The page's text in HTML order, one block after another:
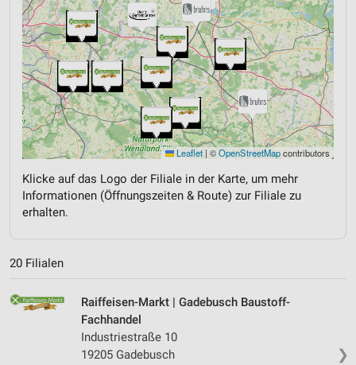
Leaflet | ©OpenStreetMapcontributors
Klicke auf das Logo der Filiale in der Karte, um mehr
Informationen (Öffnungszeiten & Route) zur Filiale zu
erhalten.
20 Filialen
❯
Raiffeisen-Markt | Gadebusch Baustoff-
Fachhandel
Industriestraße 10
19205 Gadebusch